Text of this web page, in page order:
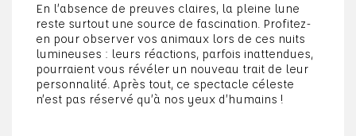
En l’absence de preuves claires, la pleine lune
reste surtout une source de fascination. Profitez-
en pour observer vos animaux lors de ces nuits
lumineuses : leurs réactions, parfois inattendues,
pourraient vous révéler un nouveau trait de leur
personnalité. Après tout, ce spectacle céleste
n’est pas réservé qu’à nos yeux d’humains !